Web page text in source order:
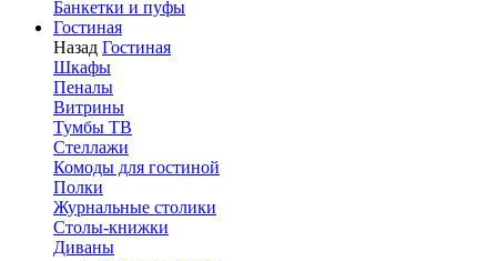
Банкетки и пуфы
Гостиная
Назад Гостиная
Шкафы
Пеналы
Витрины
Тумбы ТВ
Стеллажи
Комоды для гостиной
Полки
Журнальные столики
Столы-книжки
Диваны